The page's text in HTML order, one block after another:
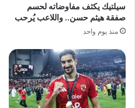
سيلتيك يكثف مفاوضاته لحسم
صفقة هيثم حسن.. واللاعب يُرحب
منذ يوم واحد